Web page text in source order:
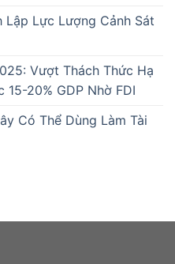
Lập Lực Lượng Cảnh Sát
Vượt Thách Thức Hạ
15-20% GDP Nhờ FDI
Có Thể Dùng Làm Tài